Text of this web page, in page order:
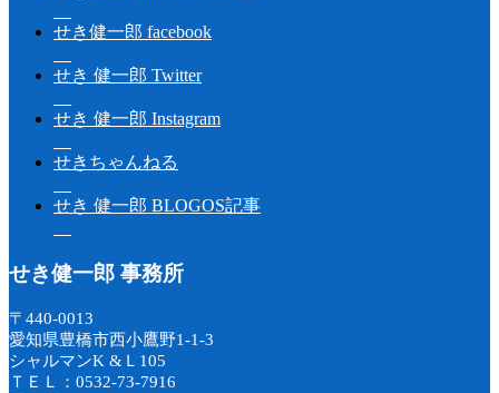
せき健一郎 facebook
せき 健一郎 Twitter
せき 健一郎 Instagram
せきちゃんねる
せき 健一郎 BLOGOS記事
せき健一郎 事務所
〒440-0013
愛知県豊橋市西小鷹野1-1-3
シャルマンK &Ｌ105
ＴＥＬ：0532-73-7916